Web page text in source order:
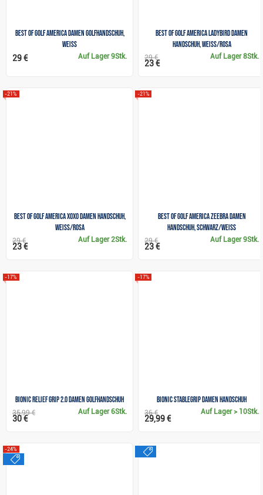
Best of golf America Damen Golfhandschuh,
weiss
Auf Lager9Stk.
29 €
Best of Golf America Ladybird Damen
Handschuh, weiss/rosa
Auf Lager8Stk.
29 €
23 €
Best of Golf America XOXO Damen Handschuh,
weiss/rosa
-21%
Auf Lager2Stk.
29 €
23 €
Best of Golf America Zeebra Damen
Handschuh, schwarz/weiss
-21%
Auf Lager9Stk.
29 €
23 €
Bionic Relief Grip 2.0 Damen Golfhandschuh
-17%
Auf Lager6Stk.
35,99 €
30 €
Bionic StableGrip Damen Handschuh
-17%
Auf Lager> 10Stk.
36 €
29,99 €
-24%